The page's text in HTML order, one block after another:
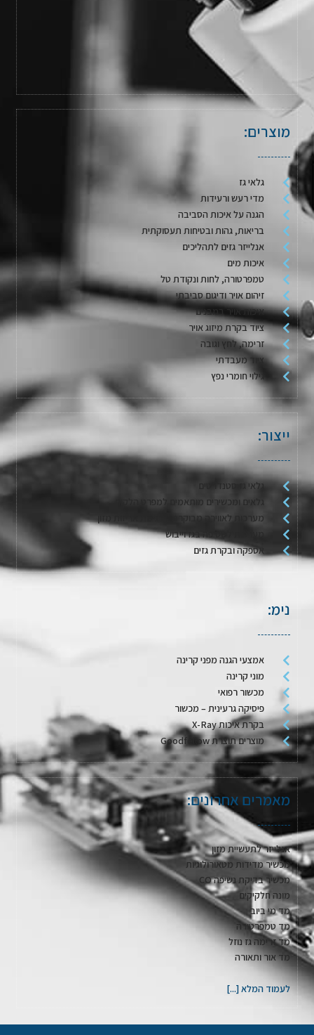
מוצרים:
גלאי גז
מדי רעש ורעידות
הגנה על איכות הסביבה
בריאות, גהות ובטיחות תעסוקתית
אנלייזר גזים לתהליכים
איכות מים
טמפרטורה, לחות ונקודת טל
זיהום אויר ודיגום סביבתי
איכות אויר במבנים
ציוד בקרת מיזוג אויר
זרימה, לחץ וגובה
ציוד מעבדתי
גילוי חומרי נפץ
ייצור:
גלאי גז סטנדרטים
גלאים ומכשירים מותאמים למפרט הלקוח
מערכות לאווירה מבוקרת / דגימת אריזות מזון
מערכות לשטיפה בגז וייבוש
אספקה ובקרת גזים
נימ:
אמצעי הגנה מפני קרינה
מוני קרינה
מכשור רפואי
פיסיקה גרעינית – מכשור
בקרת איכות X-Ray
מוצרים תוצרת Goodfellow
מאמרים אחרונים:
אנלייזר לתעשיית מזון
מכשיר מדידות מטאורולוגיות
מכשיר בדיקת נשיפה CO
מונה חלקיקים
מד מי ביוב
מד טמפרטורה
מד זרימה גז נוזל
מד אור ותאורה
לעמוד המלא [...]